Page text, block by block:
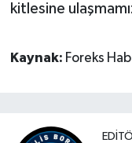
kitlesine
Kaynak: Foreks